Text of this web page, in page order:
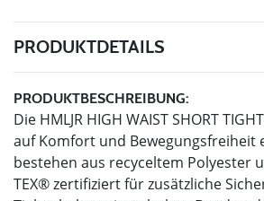
PRODUKTDETAILS
PRODUKTBESCHREIBUNG:
Die HMLJR HIGH WAIST SHORT
auf Komfort und Bewegungsfreiheit
bestehen aus recyceltem Polyester
TEX® zertifiziert für zusätzliche